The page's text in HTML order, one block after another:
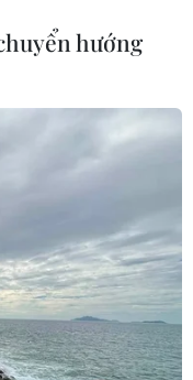
tài xế xe taxi
là nam giới đi
Thủy Nguyên
hướng